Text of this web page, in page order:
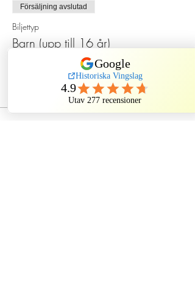
Försäljning avslutad
Biljettyp
Barn (upp till 16 år)
120,00 kr